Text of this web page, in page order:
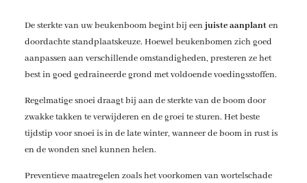
De sterkte van uw beukenboom begint bij eenjuiste aanplanten
doordachte standplaatskeuze. Hoewel beukenbomen zich goed
aanpassen aan verschillende omstandigheden, presteren ze het
best in goed gedraineerde grond met voldoende voedingsstoffen.
Regelmatige snoei draagt bij aan de sterkte van de boom door
zwakke takken te verwijderen en de groei te sturen. Het beste
tijdstip voor snoei is in de late winter, wanneer de boom in rust is
en de wonden snel kunnen helen.
Preventieve maatregelen zoals het voorkomen van wortelschade